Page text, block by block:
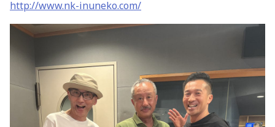
http://www.nk-inuneko.com/